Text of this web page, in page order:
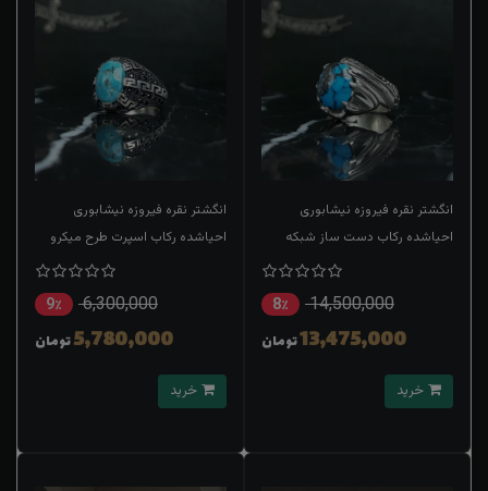
انگشتر نقره فیروزه نیشابوری
احیاشده رکاب دست ساز شبکه
14,500,000 8٪
13,475,000تومان
انگشتر نقره فیروزه نیشابوری
احیاشده رکاب اسپرت طرح میکرو
6,300,000 9٪
5,780,000تومان